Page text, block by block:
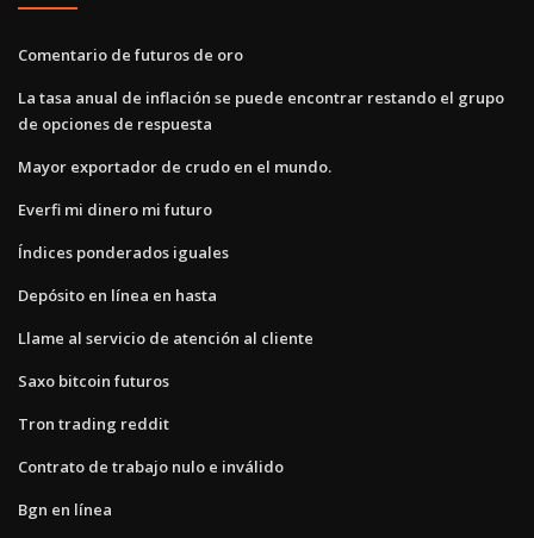
Comentario de futuros de oro
La tasa anual de inflación se puede encontrar restando el grupo
de opciones de respuesta
Mayor exportador de crudo en el mundo.
Everfi mi dinero mi futuro
Índices ponderados iguales
Depósito en línea en hasta
Llame al servicio de atención al cliente
Saxo bitcoin futuros
Tron trading reddit
Contrato de trabajo nulo e inválido
Bgn en línea